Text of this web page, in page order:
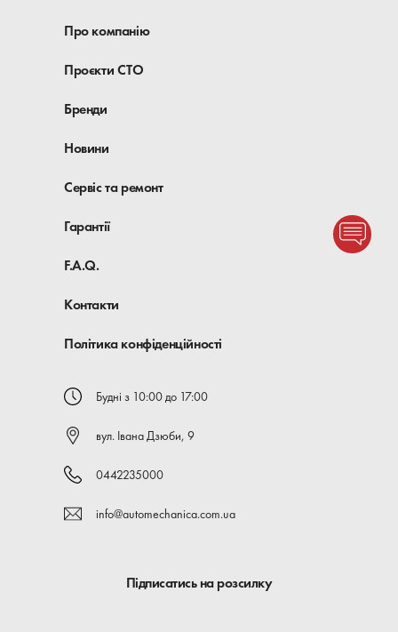
Про компанію
Проєкти СТО
Бренди
Новини
Сервіс та ремонт
Гарантії
F.A.Q.
Контакти
Політика конфіденційності
Будні з 10:00 до 17:00
вул. Івана Дзюби, 9
0442235000
info@automechanica.com.ua
Підписатись на розсилку